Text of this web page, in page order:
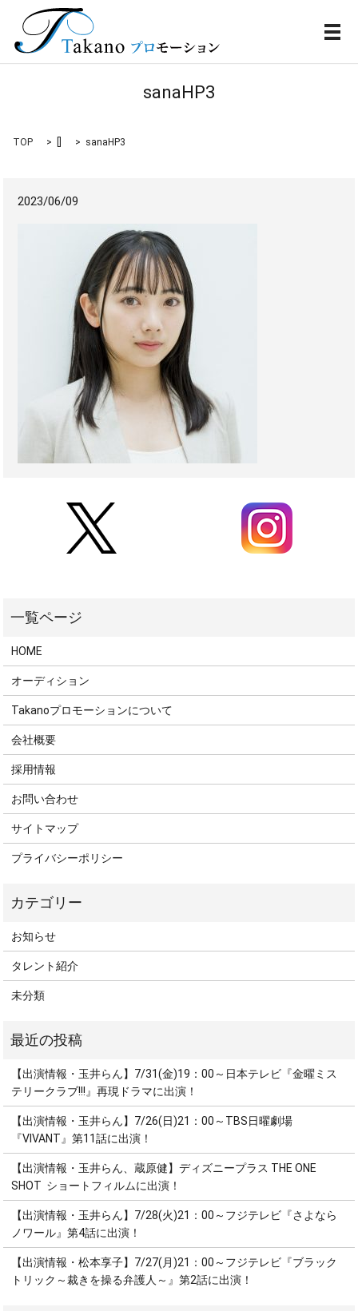
メ
sanaHP3
TOP sanaHP3
2023/06/09
HOME
オーディション
Takanoプロモーションについて
会社概要
採用情報
お問い合わせ
サイトマップ
プライバシーポリシー
お知らせ
タレント紹介
未分類
【出演情報・玉井らん】7/31(金)19：00～日本テレビ『金曜ミス
テリークラブ!!!』再現ドラマに出演！
【出演情報・玉井らん】7/26(日)21：00～TBS日曜劇場
『VIVANT』第11話に出演！
【出演情報・玉井らん、蔵原健】ディズニープラス THE ONE
SHOT ショートフィルムに出演！
【出演情報・玉井らん】7/28(火)21：00～フジテレビ『さよなら
ノワール』第4話に出演！
【出演情報・松本享子】7/27(月)21：00～フジテレビ『ブラック
トリック～裁きを操る弁護人～』第2話に出演！